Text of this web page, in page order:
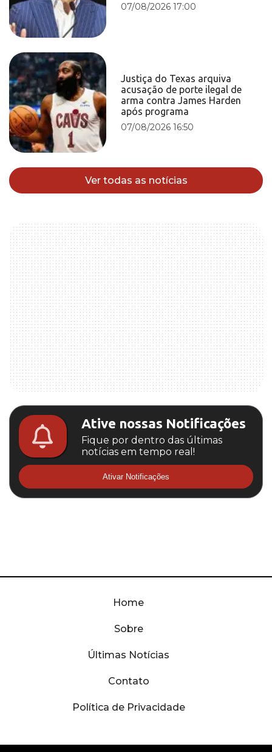
07/08/2026 17:00
Justiça do Texas arquiva
acusação de porte ilegal de
arma contra James Harden
após programa
07/08/2026 16:50
Ver todas as notícias
Ative nossas Notificações
Fique por dentro das últimas
notícias em tempo real!
Ativar Notificações
Home
Sobre
Últimas Notícias
Contato
Política de Privacidade